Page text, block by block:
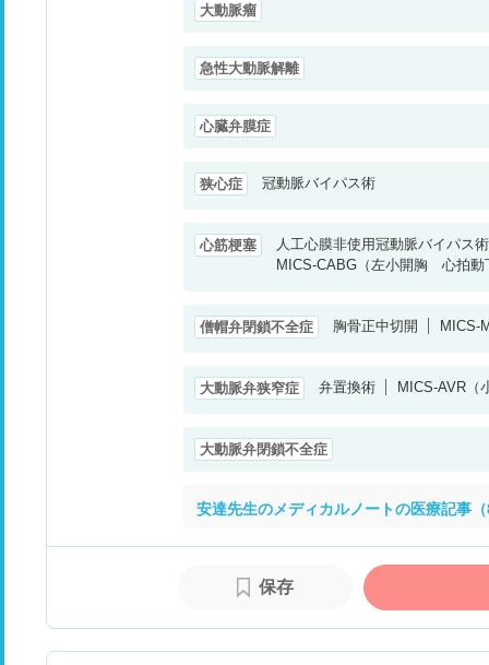
大動脈瘤
急性大動脈解離
心臓弁膜症
狭心症 冠動脈バイパス術
心筋梗塞
人工心膜非使用冠動脈バイパス術
MICS-CABG（左小開胸 心拍動
僧帽弁閉鎖不全症 胸骨正中切開 MICS-
大動脈弁狭窄症 弁置換術 MICS-AVR（
大動脈弁閉鎖不全症
安達先生のメディカルノートの医療記事
保存